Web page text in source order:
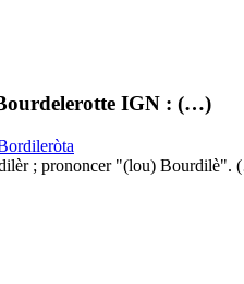
IGN : (…)
; prononcer "(lou) Bourdilè".